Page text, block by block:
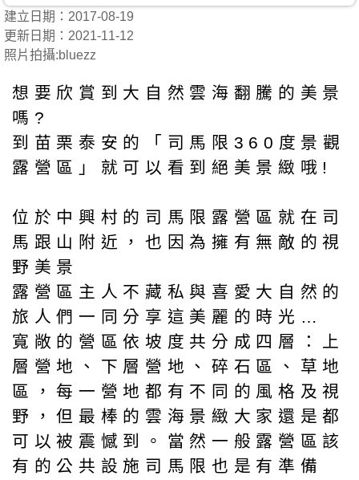
建立日期：2017-08-19
更新日期：2021-11-12
照片拍攝:bluezz
想要欣賞到大自然雲海翻騰的美景
嗎?
到苗栗泰安的「司馬限360度景觀
露營區」就可以看到絕美景緻哦!
位於中興村的司馬限露營區就在司
馬跟山附近，也因為擁有無敵的視
野美景
露營區主人不藏私與喜愛大自然的
旅人們一同分享這美麗的時光…
寬敞的營區依坡度共分成四層：上
層營地、下層營地、碎石區、草地
區，每一營地都有不同的風格及視
野，但最棒的雲海景緻大家還是都
可以被震憾到。當然一般露營區該
有的公共設施司馬限也是有準備